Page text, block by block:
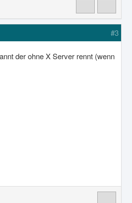
#3
der ohne X Server rennt (wenn